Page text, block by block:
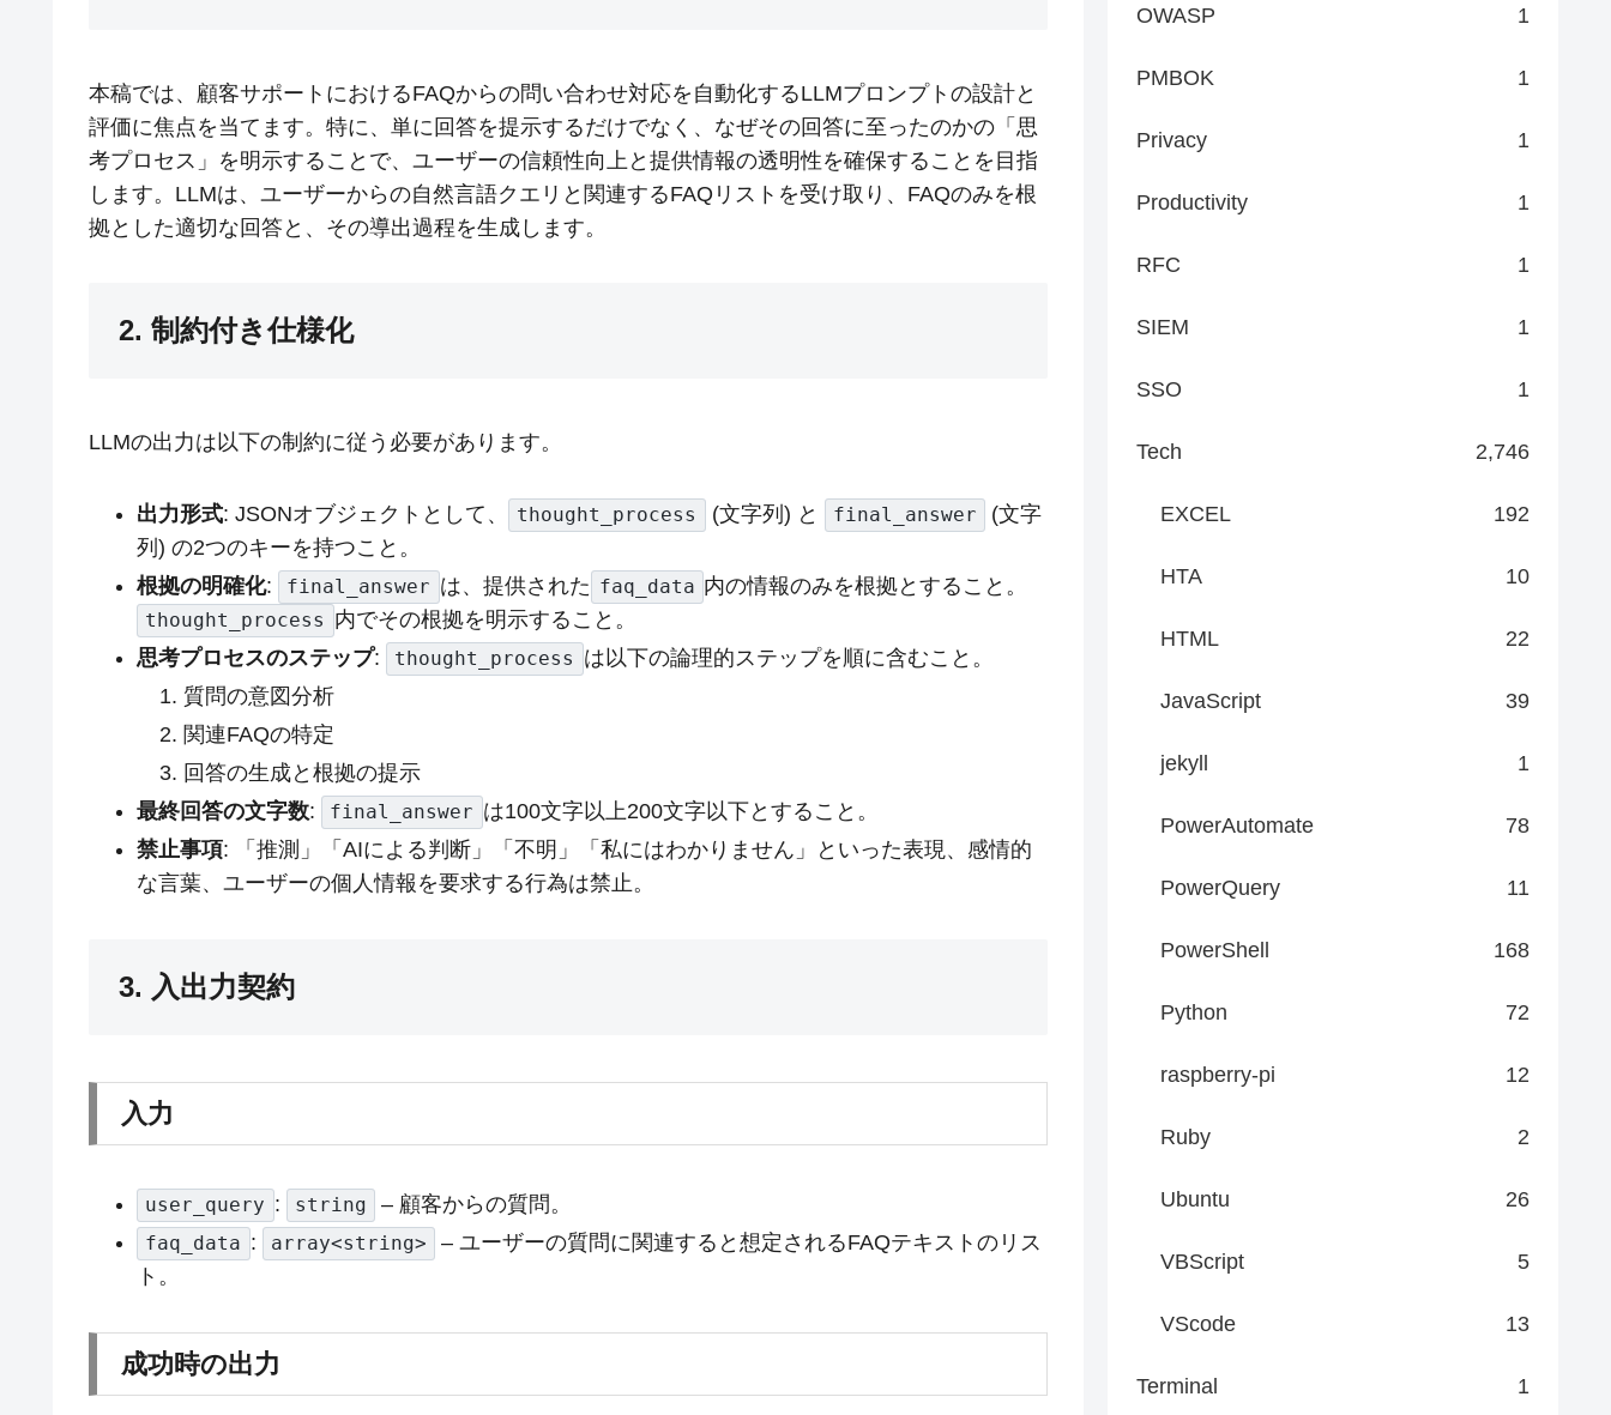
本稿では、顧客サポートにおけるFAQからの問い合わせ対応を自動化するLLMプロンプトの設計と
評価に焦点を当てます。特に、単に回答を提示するだけでなく、なぜその回答に至ったのかの「思
考プロセス」を明示することで、ユーザーの信頼性向上と提供情報の透明性を確保することを目指
します。LLMは、ユーザーからの自然言語クエリと関連するFAQリストを受け取り、FAQのみを根
拠とした適切な回答と、その導出過程を生成します。
2. 制約付き仕様化
LLMの出力は以下の制約に従う必要があります。
出力形式: JSONオブジェクトとして、 thought_process (文字列) と final_answer
(文字
列) の2つのキーを持つこと。
根拠の明確化: final_answer は、提供された faq_data 内の情報のみを根拠とすること。
thought_process 内でその根拠を明示すること。
思考プロセスのステップ: thought_process は以下の論理的ステップを順に含むこと。
質問の意図分析
関連FAQの特定
回答の生成と根拠の提示
最終回答の文字数: final_answer は100文字以上200文字以下とすること。
禁止事項: 「推測」「AIによる判断」「不明」「私にはわかりません」といった表現、感情的
な言葉、ユーザーの個人情報を要求する行為は禁止。
3. 入出力契約
入力
user_query : string – 顧客からの質問。
faq_data : array<string>
– ユーザーの質問に関連すると想定されるFAQテキストのリス
ト。
成功時の出力
OWASP 1
PMBOK 1
Privacy 1
Productivity 1
RFC 1
SIEM 1
SSO 1
Tech 2,746
EXCEL 192
HTA 10
HTML 22
JavaScript 39
jekyll 1
PowerAutomate 78
PowerQuery 11
PowerShell 168
Python 72
raspberry-pi 12
Ruby 2
Ubuntu 26
VBScript 5
VScode 13
Terminal 1